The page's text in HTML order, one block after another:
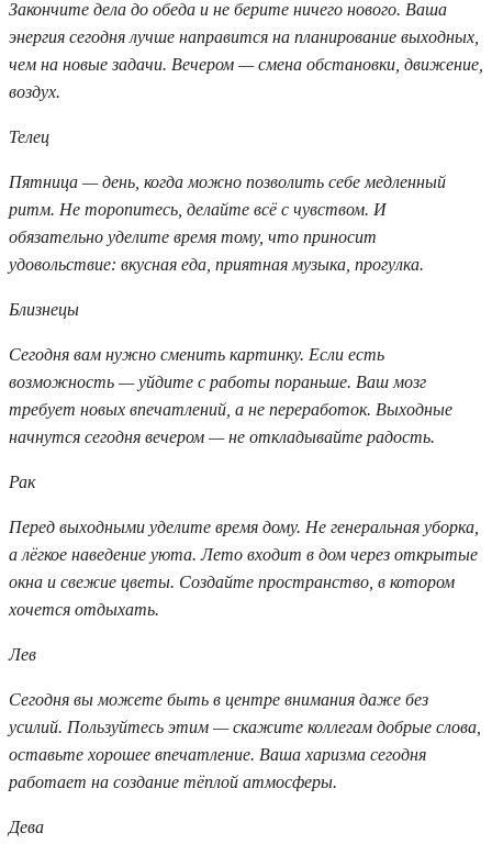
Закончите дела до обеда и не берите ничего нового. Ваша
энергия сегодня лучше направится на планирование выходных,
чем на новые задачи. Вечером — смена обстановки, движение,
воздух.
Телец
Пятница — день, когда можно позволить себе медленный
ритм. Не торопитесь, делайте всё с чувством. И
обязательно уделите время тому, что приносит
удовольствие: вкусная еда, приятная музыка, прогулка.
Близнецы
Сегодня вам нужно сменить картинку. Если есть
возможность — уйдите с работы пораньше. Ваш мозг
требует новых впечатлений, а не переработок. Выходные
начнутся сегодня вечером — не откладывайте радость.
Рак
Перед выходными уделите время дому. Не генеральная уборка,
а лёгкое наведение уюта. Лето входит в дом через открытые
окна и свежие цветы. Создайте пространство, в котором
хочется отдыхать.
Лев
Сегодня вы можете быть в центре внимания даже без
усилий. Пользуйтесь этим — скажите коллегам добрые слова,
оставьте хорошее впечатление. Ваша харизма сегодня
работает на создание тёплой атмосферы.
Дева